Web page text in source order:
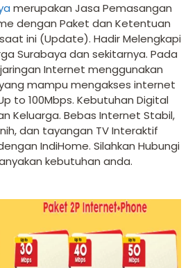
merupakan Jasa Pemasangan
dengan Paket dan Ketentuan
ini (Update). Hadir Melengkapi
Surabaya dan sekitarnya. Pada
Internet menggunakan
mampu mengakses internet
to 100Mbps. Kebutuhan Digital
Keluarga. Bebas Internet Stabil,
dan tayangan TV Interaktif
IndiHome. Silahkan Hubungi
kebutuhan anda.